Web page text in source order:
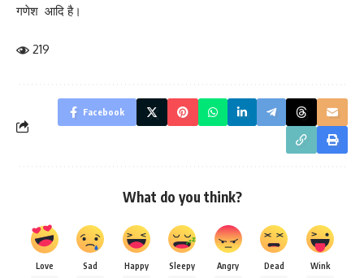
गणेश आदि है।
219
Facebook
What do you think?
Love Sad Happy Sleepy Angry Dead Wink